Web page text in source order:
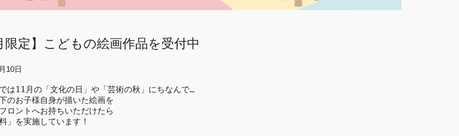
限定】こどもの絵画作品を受付中
10日
は11月の「文化の日」や「芸術の秋」にちなんで…
のお子様自身が描いた絵画を
ロントへお持ちいただけたら
」を実施しています！